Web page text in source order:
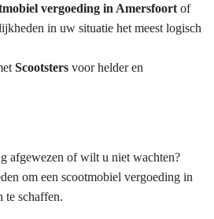
vergoeding in Amersfoort of
in uw situatie het meest logisch
Scootsters voor helder en
afgewezen of wilt u niet wachten?
om een scootmobiel vergoeding in
te schaffen.